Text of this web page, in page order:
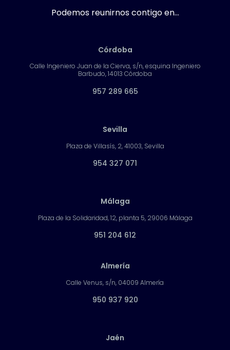
Podemos reunirnos contigo en...
Córdoba
Calle Ingeniero Juan de la Cierva, s/n, esquina Ingeniero
Barbudo, 14013 Córdoba
957 289 665
Sevilla
Plaza de Villasís, 2, 41003, Sevilla
954 327 071
Málaga
Plaza de la Solidaridad, 12, planta 5, 29006 Málaga
951 204 612
Almería
Calle Venus, s/n, 04009 Almería
950 937 920
Jaén